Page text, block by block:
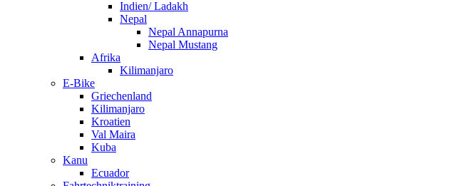
Indien/ Ladakh
Nepal
Nepal Annapurna
Nepal Mustang
Afrika
Kilimanjaro
E-Bike
Griechenland
Kilimanjaro
Kroatien
Val Maira
Kuba
Kanu
Ecuador